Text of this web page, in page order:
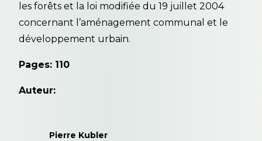
les forêts et la loi modifiée du 19 juillet 2004
concernant l’aménagement communal et le
développement urbain.
Pages: 110
Auteur:
Pierre Kubler